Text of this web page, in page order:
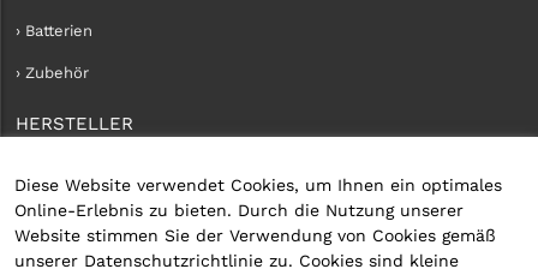
Diese Website verwendet Cookies, um Ihnen ein optimales
Online-Erlebnis zu bieten. Durch die Nutzung unserer
Website stimmen Sie der Verwendung von Cookies gemäß
unserer Datenschutzrichtlinie zu. Cookies sind kleine
› Batterien
› Zubehör
HERSTELLER
› iConnect
KUNDENKONTO